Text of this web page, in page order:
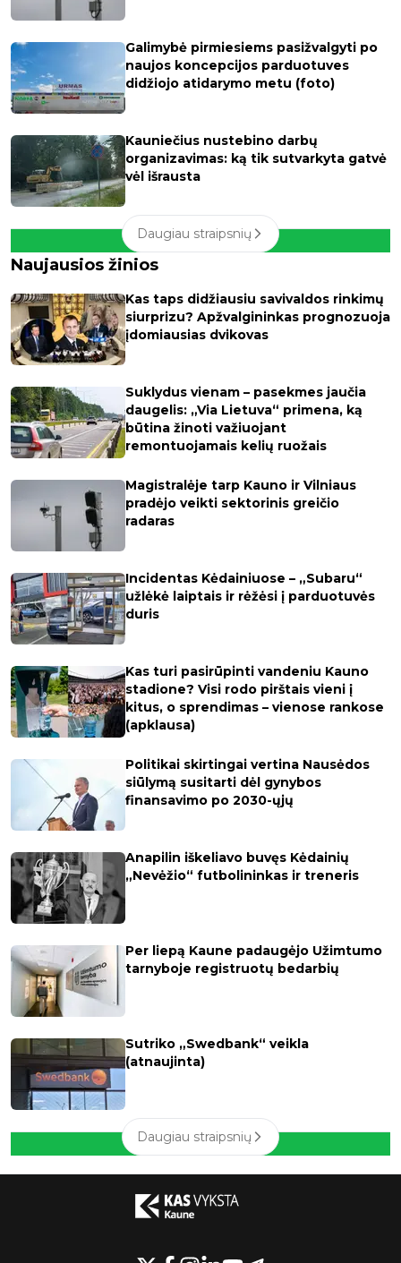
Galimybė pirmiesiems pasižvalgyti po
naujos koncepcijos parduotuves
didžiojo atidarymo metu (foto)
Kauniečius nustebino darbų
organizavimas: ką tik sutvarkyta gatvė
vėl išrausta
Daugiau straipsnių
Naujausios žinios
Kas taps didžiausiu savivaldos rinkimų
siurprizu? Apžvalgininkas prognozuoja
įdomiausias dvikovas
Suklydus vienam – pasekmes jaučia
daugelis: „Via Lietuva“ primena, ką
būtina žinoti važiuojant
remontuojamais kelių ruožais
Magistralėje tarp Kauno ir Vilniaus
pradėjo veikti sektorinis greičio
radaras
Incidentas Kėdainiuose – „Subaru“
užlėkė laiptais ir rėžėsi į parduotuvės
duris
Kas turi pasirūpinti vandeniu Kauno
stadione? Visi rodo pirštais vieni į
kitus, o sprendimas – vienose rankose
(apklausa)
Politikai skirtingai vertina Nausėdos
siūlymą susitarti dėl gynybos
finansavimo po 2030-ųjų
Anapilin iškeliavo buvęs Kėdainių
„Nevėžio“ futbolininkas ir treneris
Per liepą Kaune padaugėjo Užimtumo
tarnyboje registruotų bedarbių
Sutriko „Swedbank“ veikla
(atnaujinta)
Daugiau straipsnių